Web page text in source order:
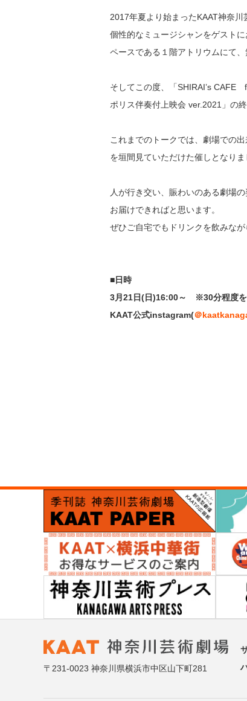
2017年夏より始まったKAAT神奈川
個性的なミュージシャンをゲスト
ペースである１階アトリウムにて
そしてこの度、「SHIRAI’s CAFE
ポリス伴奏付上映会 ver.2021」の
これまでのトークでは、劇場での
を垣間見ていただけた催しとなりま
人が行き交い、賑わいのある劇場
お届けできればと思います。
ぜひご自宅でもドリンクを飲みな
■日時
3月21日(日)16:00～ ※30分程度を
KAAT公式instagram(＠
〒231-0023 神奈川県横浜市中区山下町281